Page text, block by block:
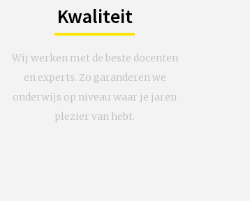
Kwaliteit
Wij werken met de beste docenten
en experts. Zo garanderen we
onderwijs op niveau waar je jaren
plezier van hebt.